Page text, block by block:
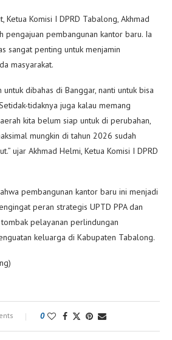
Komisi I DPRD Tabalong, Akhmad
pengajuan pembangunan kantor baru. Ia
sangat penting untuk menjamin
masyarakat.
untuk dibahas di Banggar, nanti untuk bisa
tidaknya juga kalau memang
kita belum siap untuk di perubahan,
mungkin di tahun 2026 sudah
ujar Akhmad Helmi, Ketua Komisi I DPRD
pembangunan kantor baru ini menjadi
peran strategis UPTD PPA dan
tombak pelayanan perlindungan
keluarga di Kabupaten Tabalong.
0